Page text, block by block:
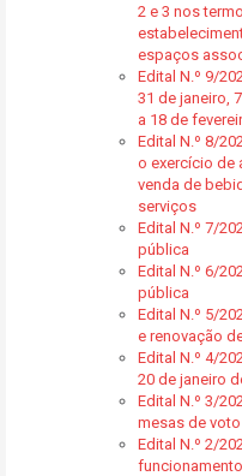
2 e 3 nos
espaços
Edital N.º 9/
31 de janeiro,
a 18 de
Edital N.º 8/
o exercício de
venda de
serviços
Edital N.º 7/
pública
Edital N.º 6/
pública
Edital N.º 5/
e renovação
Edital N.º 4/
20 de janeiro
Edital N.º 3/
mesas de
Edital N.º 2/